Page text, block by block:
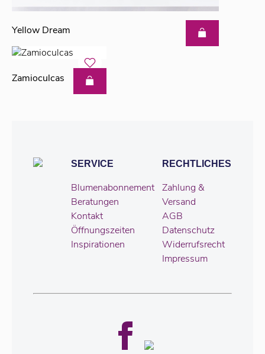
Yellow Dream
Zamioculcas
SERVICE
Blumenabonnement
Beratungen
Kontakt
Öffnungszeiten
Inspirationen
RECHTLICHES
Zahlung &
Versand
AGB
Datenschutz
Widerrufsrecht
Impressum